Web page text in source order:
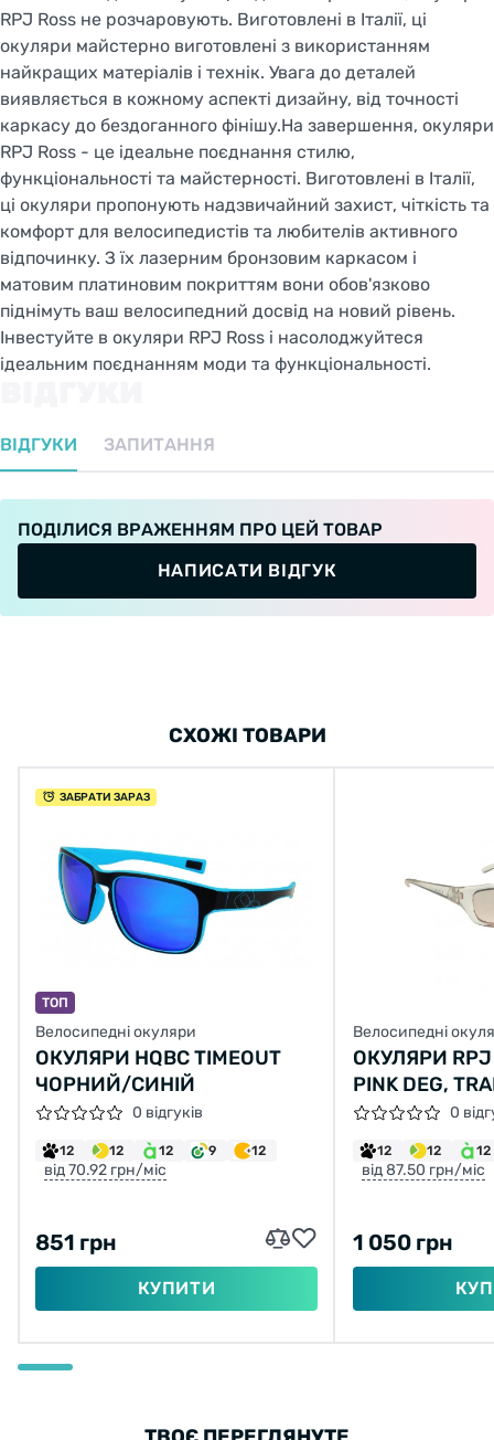
RPJ Ross не розчаровують. Виготовлені в Італії, ці
окуляри майстерно виготовлені з використанням
найкращих матеріалів і технік. Увага до деталей
виявляється в кожному аспекті дизайну, від точності
каркасу до бездоганного фінішу.На завершення, окуляри
RPJ Ross - це ідеальне поєднання стилю,
функціональності та майстерності. Виготовлені в Італії,
ці окуляри пропонують надзвичайний захист, чіткість та
комфорт для велосипедистів та любителів активного
відпочинку. З їх лазерним бронзовим каркасом і
матовим платиновим покриттям вони обов'язково
піднімуть ваш велосипедний досвід на новий рівень.
Інвестуйте в окуляри RPJ Ross і насолоджуйтеся
ідеальним поєднанням моди та функціональності.
ВІДГУКИ ЗАПИТАННЯ
ПОДІЛИСЯ ВРАЖЕННЯМ ПРО ЦЕЙ ТОВАР
НАПИСАТИ ВІДГУК
СХОЖІ ТОВАРИ
ЗАБРАТИ ЗАРАЗ
ТОП
Велосипедні окуляри
ОКУЛЯРИ HQBC TIMEOUT
ЧОРНИЙ/СИНІЙ
0 відгуків
12 12 12 9 12
від 70.92 грн/міс
851 грн
КУПИТИ
Велосипедні
ОКУЛЯРИ RPJ
PINK DEG,
0
12 12 12
від 87.50 грн/міс
1 050 грн